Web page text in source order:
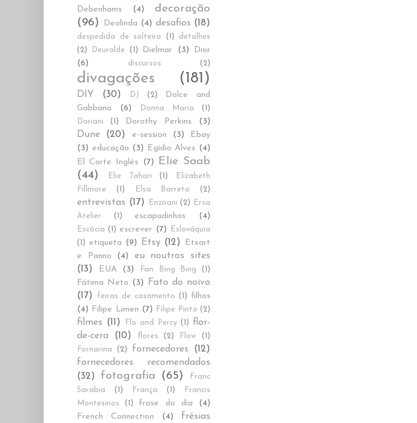
Debenhams (4)
decoração
(96)
Deolinda (4) desafios (18)
despedida de solteiro (1)
detalhes
(2)
Deuralde (1) Dielmar (3)
Dior
(6)
discursos (2)
divagações (181)
DIY (30) DJ (2)
Dolce and
Gabbana
(6) Donna Maria
(1)
Doriani
(1) Dorothy Perkins (3)
Dune (20) e-session (3)
Ebay
(3) educação (3) Egídio Alves (4)
El Corte Inglés (7)
Elie Saab
(44)
Elie Tahari (1)
Elizabeth
Fillmore
(1) Elsa Barreto (2)
entrevistas (17) Enzoani (2)
Ersa
Atelier
(1) escapadinhas (4)
Escócia (1) escrever (7)
Eslováquia
(1)
etiqueta (9) Etsy (12)
Etxart
e Panno
(4)
eu noutros sites
(13)
EUA (3) Fan Bing Bing (1)
Fátima Neto (3)
Fato do noivo
(17)
feiras de casamento (1)
filhos
(4) Filipe Limen (7) Filipe Pinto (2)
filmes (11) Flo and Percy (1)
flor-
de-cera
(10) flores (2) Flow
(1)
Fornarina
(2) fornecedores
(12)
fornecedores recomendados
(32)
fotografia (65)
Franc
Sarabia
(1) França (1)
Francis
Montesinos
(1) frase do dia
(4)
French Connection
(4) frésias